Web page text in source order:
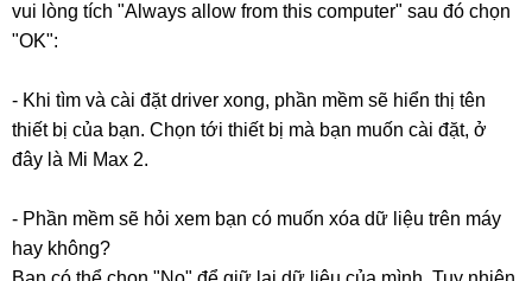
vui lòng tích "Always allow from this computer" sau đó chọn
"OK":
- Khi tìm và cài đặt driver xong, phần mềm sẽ hiển thị tên
thiết bị của bạn. Chọn tới thiết bị mà bạn muốn cài đặt, ở
đây là Mi Max 2.
- Phần mềm sẽ hỏi xem bạn có muốn xóa dữ liệu trên máy
hay không?